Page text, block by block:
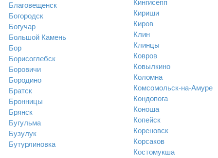
Благовещенск
Богородск
Богучар
Большой Камень
Бор
Борисоглебск
Боровичи
Бородино
Братск
Бронницы
Брянск
Бугульма
Бузулук
Бутурлиновка
Кингисепп
Кириши
Киров
Клин
Клинцы
Ковров
Ковылкино
Коломна
Комсомольск-на-Амуре
Кондопога
Коноша
Копейск
Кореновск
Корсаков
Костомукша